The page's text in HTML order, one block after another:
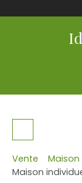
Vente Maison
Maison